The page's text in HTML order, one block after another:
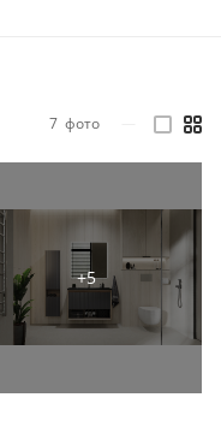
7 фото